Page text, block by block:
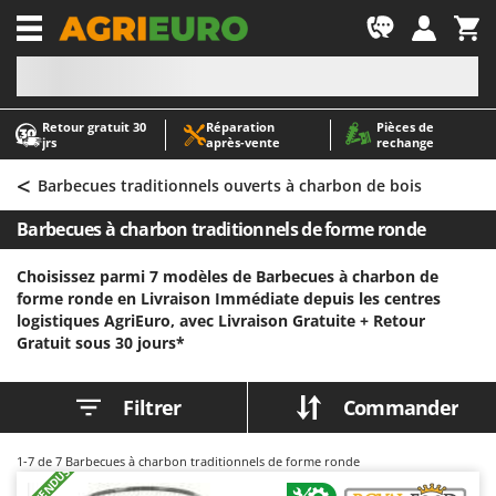
Retour gratuit 30
jrs
Réparation
après‑vente
Pièces de
rechange
-1
A
Abris de jardin
Accessoires pour tracteurs tondeuses autoportés
Aérateurs Scarificateurs pour gazon
Arracheuses de pommes de terre pour tracteur
Aspirateurs - Balais Électriques
Aspirateurs à cendres
Aspirateurs à feuilles sur roues
Aspirateurs de piscine
Aspirateurs Multifonctions
Atomiseurs pour traitements
A
AgriEuro Premium
AgriEuro TOP-LINE
AGT
Aima
Airmec
AL-KO
ALA 2000
Alce
Ama
< Barbecues traditionnels ouverts à charbon de bois
Barbecues à charbon traditionnels de forme ronde
Choisissez parmi 7 modèles de Barbecues à charbon de
forme ronde en Livraison Immédiate depuis les centres
logistiques AgriEuro, avec Livraison Gratuite + Retour
Gratuit sous 30 jours*
Filtrer Commander
1-7 de 7 Barbecues à charbon traditionnels de forme ronde